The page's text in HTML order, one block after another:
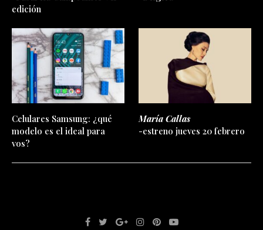
edición
Celulares Samsung: ¿qué
modelo es el ideal para
vos?
María Callas
-estreno jueves 20 febrero